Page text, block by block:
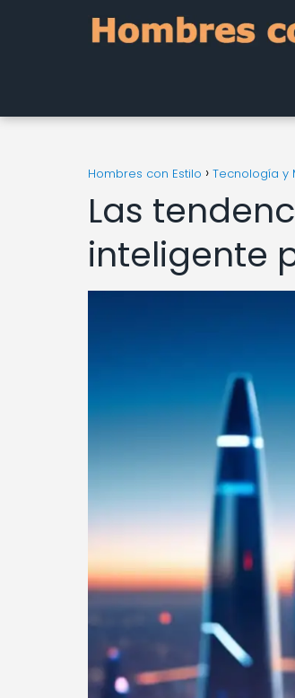
Hombres con Estilo Tecnología y
Las
inteligente